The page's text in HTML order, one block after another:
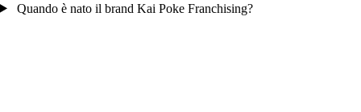
Quando è nato il brand Kai Poke Franchising?